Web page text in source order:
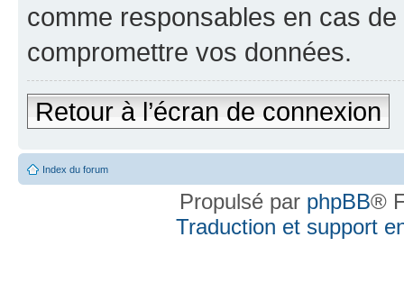
comme responsables en cas
compromettre vos données.
Retour à l’écran de connexion
Index du forum
Propulsé par phpBB®
Traduction et support